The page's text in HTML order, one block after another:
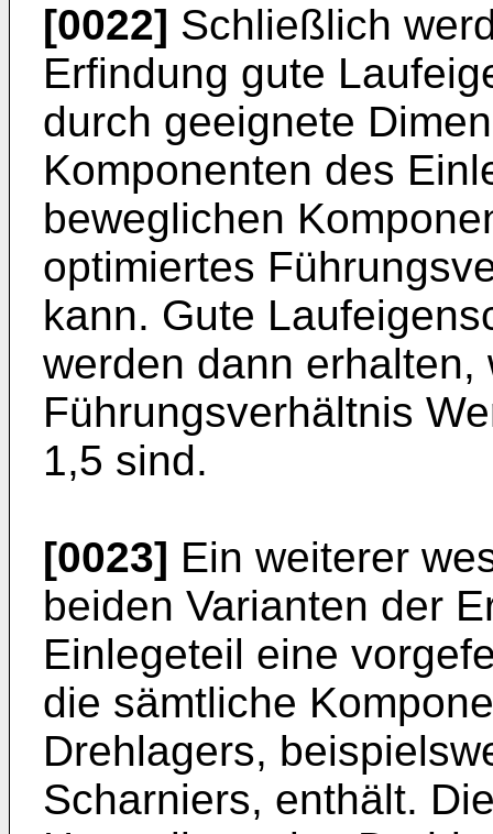
[0022] Schließlich
Erfindung gute
durch geeignete
Komponenten des
beweglichen
optimiertes
kann. Gute
werden dann erhalten,
Führungsverhältnis
1,5 sind.
[0023] Ein weiterer
beiden Varianten der
Einlegeteil eine
die sämtliche
Drehlagers,
Scharniers, enthält.